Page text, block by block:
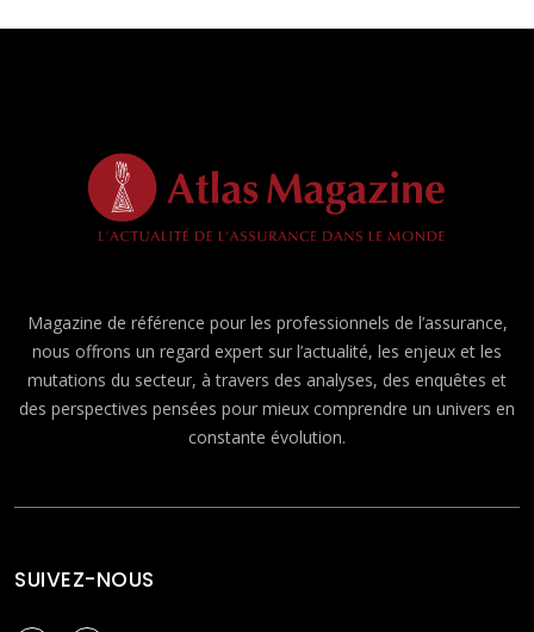
Magazine de référence pour les professionnels de l’assurance,
nous offrons un regard expert sur l’actualité, les enjeux et les
mutations du secteur, à travers des analyses, des enquêtes et
des perspectives pensées pour mieux comprendre un univers en
constante évolution.
SUIVEZ-NOUS